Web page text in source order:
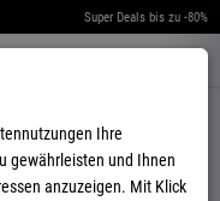
Super Deals bis zu -80%
Warenkorb aufklappen
Ihre
gewährleisten und Ihnen
anzuzeigen. Mit Klick